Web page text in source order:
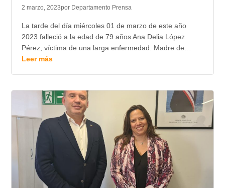
2 marzo, 2023por Departamento Prensa
La tarde del día miércoles 01 de marzo de este año
2023 falleció a la edad de 79 años Ana Delia López
Pérez, víctima de una larga enfermedad. Madre de…
Leer más